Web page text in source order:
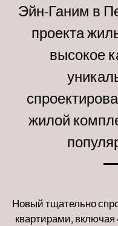
Эйн-Ганим в
проекта
высокое
жилой
Новый тщательно
квартирами, включая